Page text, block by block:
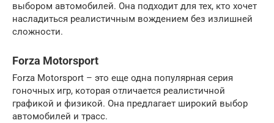
выбором автомобилей. Она подходит для тех, кто хочет
насладиться реалистичным вождением без излишней
сложности.
Forza Motorsport
Forza Motorsport – это еще одна популярная серия
гоночных игр, которая отличается реалистичной
графикой и физикой. Она предлагает широкий выбор
автомобилей и трасс.